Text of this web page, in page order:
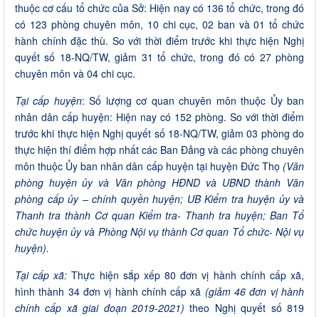
thuộc cơ cấu tổ chức của Sở: Hiện nay có 136 tổ chức, trong đó
có 123 phòng chuyên môn, 10 chi cục, 02 ban và 01 tổ chức
hành chính đặc thù. So với thời điểm trước khi thực hiện Nghị
quyết số 18-NQ/TW, giảm 31 tổ chức, trong đó có 27 phòng
chuyên môn và 04 chi cục.
Tại cấp huyện: Số lượng cơ quan chuyên môn thuộc Ủy ban
nhân dân cấp huyện: Hiện nay có 152 phòng. So với thời điểm
trước khi thực hiện Nghị quyết số 18-NQ/TW, giảm 03 phòng do
thực hiện thí điểm hợp nhất các Ban Đảng và các phòng chuyên
môn thuộc Ủy ban nhân dân cấp huyện tại huyện Đức Thọ (Văn
phòng huyện ủy và Văn phòng HĐND và UBND thành Văn
phòng cấp ủy – chính quyền huyện; UB Kiểm tra huyện ủy và
Thanh tra thành Cơ quan Kiểm tra- Thanh tra huyện; Ban Tổ
chức huyện ủy và Phòng Nội vụ thành Cơ quan Tổ chức- Nội vụ
huyện).
Tại cấp xã:Thực hiện sắp xếp 80 đơn vị hành chính cấp xã,
hình thành 34 đơn vị hành chính cấp xã (giảm 46 đơn vị hành
chính cấp xã giai đoạn 2019-2021)theo Nghị quyết số 819